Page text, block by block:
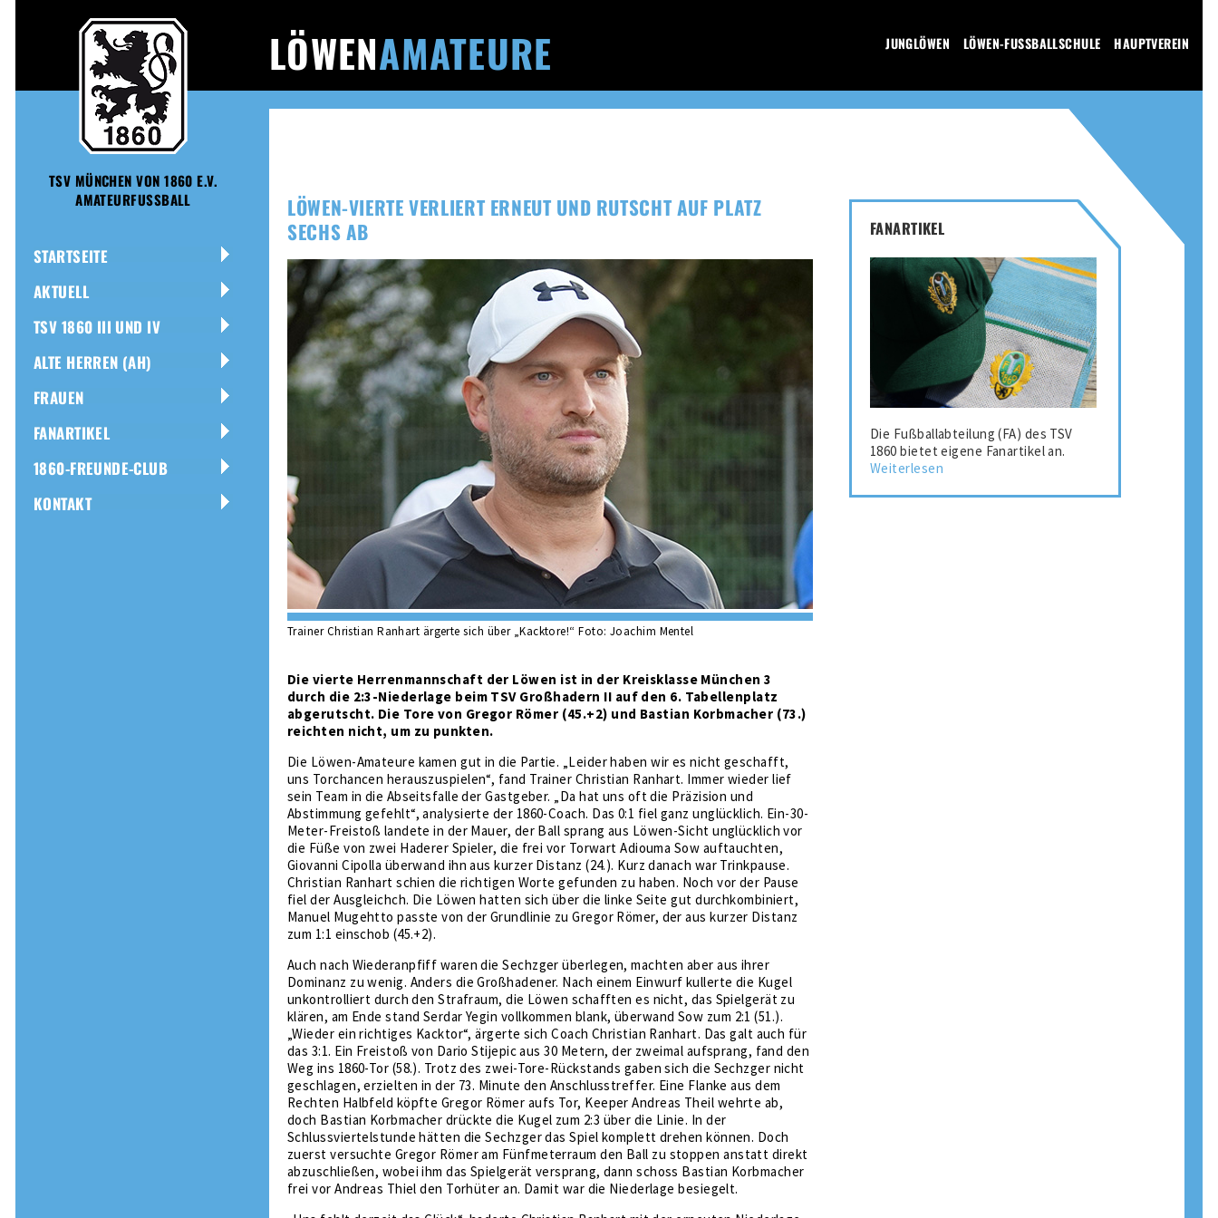
TSV MÜNCHEN VON 1860 E.V.
AMATEURFUSSBALL
LÖWENAMATEURE JUNGLÖWEN LÖWEN-FUSSBALLSCHULE HAUPTVEREIN
STARTSEITE
AKTUELL
TSV 1860 III UND IV
ALTE HERREN (AH)
FRAUEN
FANARTIKEL
1860-FREUNDE-CLUB
KONTAKT
LÖWEN-VIERTE VERLIERT ERNEUT UND RUTSCHT AUF PLATZ
SECHS AB
Trainer Christian Ranhart ärgerte sich über „Kacktore!“ Foto: Joachim Mentel
Die vierte Herrenmannschaft der Löwen ist in der Kreisklasse München 3
durch die 2:3-Niederlage beim TSV Großhadern II auf den 6. Tabellenplatz
abgerutscht. Die Tore von Gregor Römer (45.+2) und Bastian Korbmacher (73.)
reichten nicht, um zu punkten.
Die Löwen-Amateure kamen gut in die Partie. „Leider haben wir es nicht geschafft,
uns Torchancen herauszuspielen“, fand Trainer Christian Ranhart. Immer wieder lief
sein Team in die Abseitsfalle der Gastgeber. „Da hat uns oft die Präzision und
Abstimmung gefehlt“, analysierte der 1860-Coach. Das 0:1 fiel ganz unglücklich. Ein-30-
Meter-Freistoß landete in der Mauer, der Ball sprang aus Löwen-Sicht unglücklich vor
die Füße von zwei Haderer Spieler, die frei vor Torwart Adiouma Sow auftauchten,
Giovanni Cipolla überwand ihn aus kurzer Distanz (24.). Kurz danach war Trinkpause.
Christian Ranhart schien die richtigen Worte gefunden zu haben. Noch vor der Pause
fiel der Ausgleichch. Die Löwen hatten sich über die linke Seite gut durchkombiniert,
Manuel Mugehtto passte von der Grundlinie zu Gregor Römer, der aus kurzer Distanz
zum 1:1 einschob (45.+2).
Auch nach Wiederanpfiff waren die Sechzger überlegen, machten aber aus ihrer
Dominanz zu wenig. Anders die Großhadener. Nach einem Einwurf kullerte die Kugel
unkontrolliert durch den Strafraum, die Löwen schafften es nicht, das Spielgerät zu
klären, am Ende stand Serdar Yegin vollkommen blank, überwand Sow zum 2:1 (51.).
„Wieder ein richtiges Kacktor“, ärgerte sich Coach Christian Ranhart. Das galt auch für
das 3:1. Ein Freistoß von Dario Stijepic aus 30 Metern, der zweimal aufsprang, fand den
Weg ins 1860-Tor (58.). Trotz des zwei-Tore-Rückstands gaben sich die Sechzger nicht
geschlagen, erzielten in der 73. Minute den Anschlusstreffer. Eine Flanke aus dem
Rechten Halbfeld köpfte Gregor Römer aufs Tor, Keeper Andreas Theil wehrte ab,
doch Bastian Korbmacher drückte die Kugel zum 2:3 über die Linie. In der
Schlussviertelstunde hätten die Sechzger das Spiel komplett drehen können. Doch
zuerst versuchte Gregor Römer am Fünfmeterraum den Ball zu stoppen anstatt direkt
abzuschließen, wobei ihm das Spielgerät versprang, dann schoss Bastian Korbmacher
frei vor Andreas Thiel den Torhüter an. Damit war die Niederlage besiegelt.
FANARTIKEL
Die Fußballabteilung (FA) des TSV
1860 bietet eigene Fanartikel an.
Weiterlesen